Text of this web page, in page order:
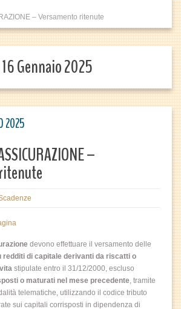
– Versamento ritenute
Gennaio 2025
–
devono effettuare il versamento delle
redditi di capitale derivanti da riscatti o
stipulate entro il 31/12/2000, escluso
o maturati nel mese precedente, tramite
telematiche, utilizzando il codice tributo
sui capitali corrisposti in dipendenza di
2025